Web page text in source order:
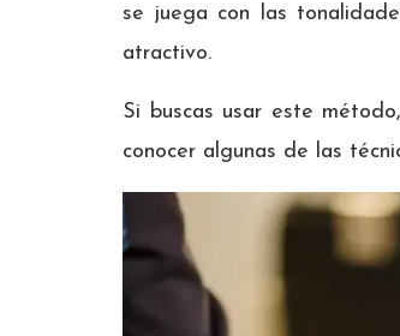
se juega con las
atractivo.
Si buscas usar este
conocer algunas de las